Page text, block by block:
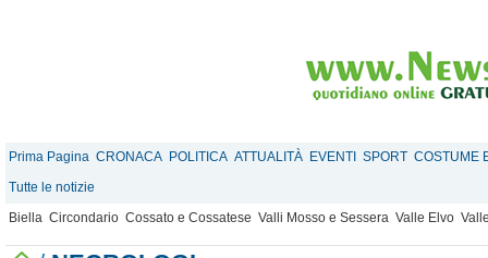
Prima Pagina CRONACA POLITICA ATTUALITÀ EVENTI SPORT COSTUME
Tutte le notizie
Biella Circondario Cossato e Cossatese Valli Mosso e Sessera Valle Elvo